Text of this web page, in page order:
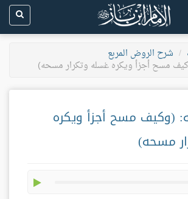
شرح الروض المربع
(وكيف مسح أجزأ ويكره
مسحه)